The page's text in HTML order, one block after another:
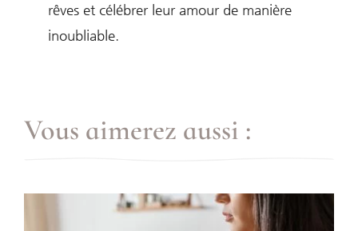
rêves et célébrer leur amour de manière
inoubliable.
Vous aimerez aussi :